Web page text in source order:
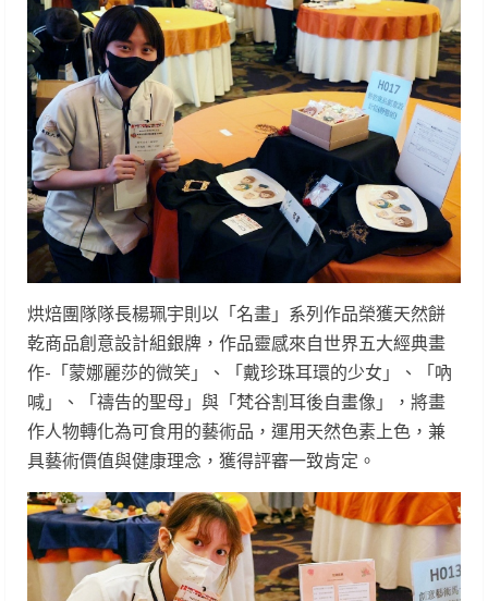
烘焙團隊隊長楊珮宇則以「名畫」系列作品榮獲天然餅
乾商品創意設計組銀牌，作品靈感來自世界五大經典畫
作-「蒙娜麗莎的微笑」、「戴珍珠耳環的少女」、「吶
喊」、「禱告的聖母」與「梵谷割耳後自畫像」，將畫
作人物轉化為可食用的藝術品，運用天然色素上色，兼
具藝術價值與健康理念，獲得評審一致肯定。